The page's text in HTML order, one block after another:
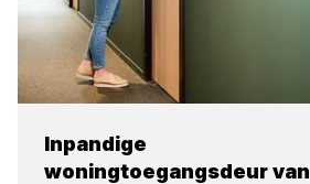
Inpandige
woningtoegangsdeur van